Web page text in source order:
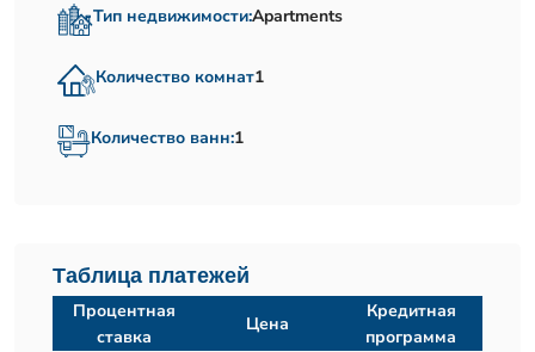
Тип недвижимости:Apartments
Количество комнат1
Количество ванн:1
Таблица платежей
Процентная
ставка
Цена
Кредитная
программа